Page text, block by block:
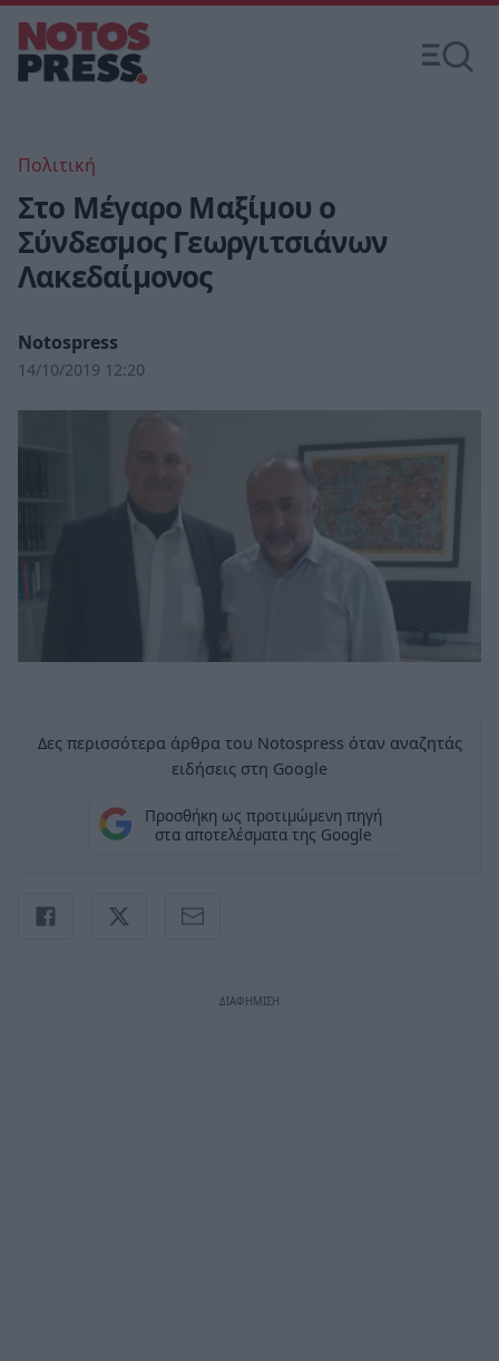
Πολιτική
Στο Μέγαρο Μαξίμου ο
Σύνδεσμος Γεωργιτσιάνων
Λακεδαίμονος
Notospress
14/10/2019 12:20
Δες περισσότερα άρθρα του Notospress όταν αναζητάς
ειδήσεις στη Google
Προσθήκη ως προτιμώμενη πηγή
στα αποτελέσματα της Google